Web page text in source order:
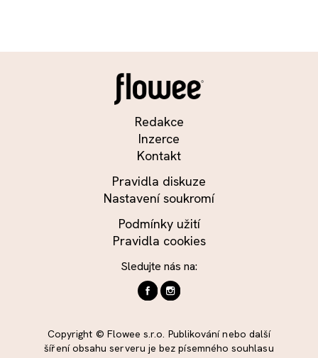
Redakce
Inzerce
Kontakt
Pravidla diskuze
Nastavení soukromí
Podmínky užití
Pravidla cookies
Sledujte nás na:
Copyright © Flowee s.r.o. Publikování nebo další
šíření obsahu serveru je bez písemného souhlasu